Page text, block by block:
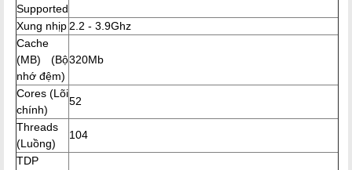
Supported
Xung nhịp2.2 - 3.9Ghz
Cache
(MB) (Bộ
nhớ đệm)
320Mb
Cores (Lõi
chính)
52
Threads
(Luồng)
104
TDP